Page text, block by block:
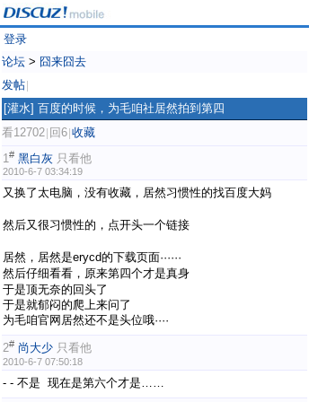
登录
论坛 > 囧来囧去
发帖
[灌水] 百度的时候，为毛咱社居然拍到第四
看12702 回6 收藏
1# 黑白灰 只看他
2010-6-7 03:34:19
又换了太电脑，没有收藏，居然习惯性的找百度大妈
然后又很习惯性的，点开头一个链接
居然，居然是erycd的下载页面······
然后仔细看看，原来第四个才是真身
于是顶无奈的回头了
于是就郁闷的爬上来问了
为毛咱官网居然还不是头位哦····
2# 尚大少 只看他
2010-6-7 07:50:18
- - 不是 现在是第六个才是……